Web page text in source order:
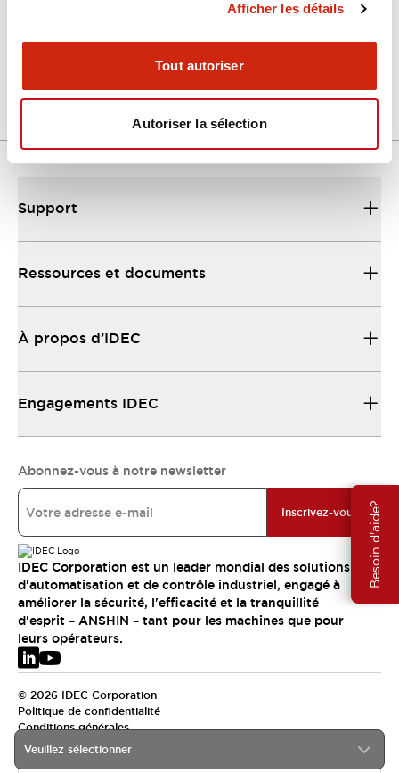
Afficher les détails
Tout autoriser
Autoriser la sélection
Besoin d'aide?
Veuillez sélectionner
Support
Ressources et documents
À propos d’IDEC
Engagements IDEC
Abonnez-vous à notre newsletter
Inscrivez-vous
IDEC Corporation est un leader mondial des solutions
d'automatisation et de contrôle industriel, engagé à
améliorer la sécurité, l'efficacité et la tranquillité
d'esprit – ANSHIN – tant pour les machines que pour
leurs opérateurs.
© 2026 IDEC Corporation
Politique de confidentialité
Conditions générales
EMEA